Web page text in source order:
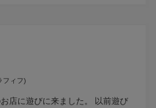
フィフ)
店に遊びに来ました。 以前遊び